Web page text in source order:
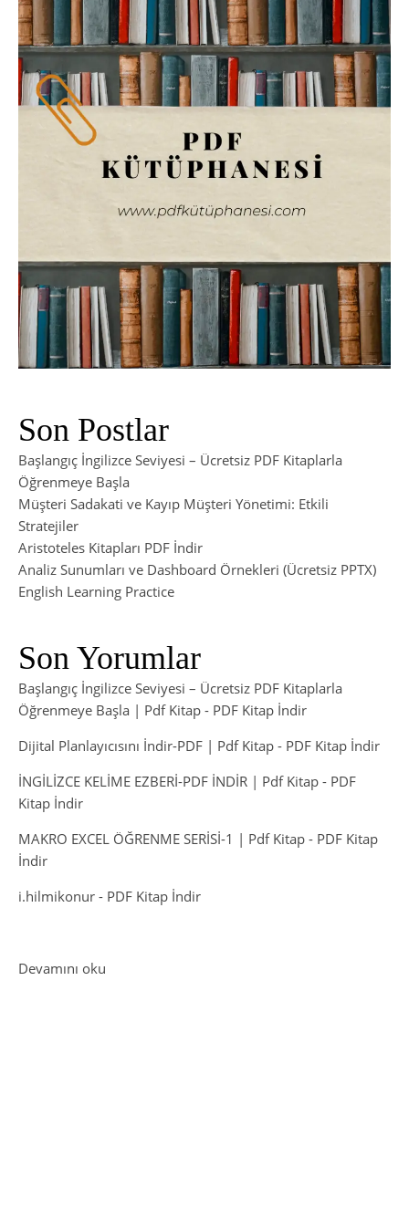
Son Postlar
Başlangıç İngilizce Seviyesi – Ücretsiz PDF Kitaplarla
Öğrenmeye Başla
Müşteri Sadakati ve Kayıp Müşteri Yönetimi: Etkili
Stratejiler
Aristoteles Kitapları PDF İndir
Analiz Sunumları ve Dashboard Örnekleri (Ücretsiz PPTX)
English Learning Practice
Son Yorumlar
Başlangıç İngilizce Seviyesi – Ücretsiz PDF Kitaplarla
Öğrenmeye Başla | Pdf Kitap - PDF Kitap İndir
Dijital Planlayıcısını İndir-PDF | Pdf Kitap - PDF Kitap İndir
İNGİLİZCE KELİME EZBERİ-PDF İNDİR | Pdf Kitap - PDF
Kitap İndir
MAKRO EXCEL ÖĞRENME SERİSİ-1 | Pdf Kitap - PDF Kitap
İndir
i.hilmikonur - PDF Kitap İndir
Devamını oku